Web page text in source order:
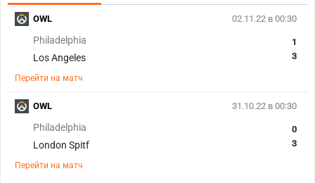
02.11.22 в 00:30
Philadelphia
Los Angeles
1
3
Перейти на матч
OWL
31.10.22 в 00:30
Philadelphia
London Spitf
0
3
Перейти на матч
OWL